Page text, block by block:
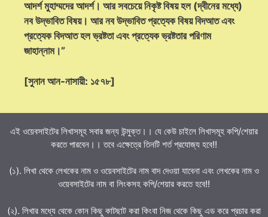
আদর্শ মুহাম্মদের আদর্শ। আর সবচেয়ে নিকৃষ্ট বিষয় হল (দ্বীনের মধ্যে)
নব উদ্ভাবিত বিষয়। আর নব উদ্ভাবিত প্রত্যেক বিষয় বিদআত এবং
প্রত্যেক বিদআত হল ভ্রষ্টতা এবং প্রত্যেক ভ্রষ্টতার পরিণাম
জাহান্নাম।”
[সুনান আন-নাসায়ী: ১৫৭৮]
এই ওয়েবসাইটের লিখাসমূহ সবার জন্য উন্মুক্ত।। যে কেউ চাইলে লিখাসমূহ কপি/শেয়ার
করতে পারবেন।। তবে এক্ষেত্রে তিনটি শর্ত প্রযোজ্য হবে!!
(১). লিখা থেকে লেখকের নাম ও ওয়েবসাইটের নাম বাদ দেওয়া যাবেনা এবং লেখকের নাম ও
ওয়েবসাইটের নাম বা লিংকসহ কপি/শেয়ার করতে হবে!!
(২). লিখার মধ্যে থেকে কোন কিছু কাটছাট করা কিংবা নিজ থেকে কিছু এড করে প্রচার করা